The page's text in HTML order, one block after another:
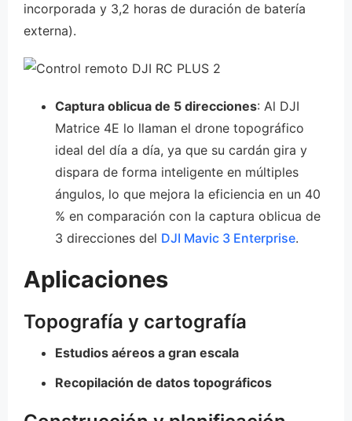
incorporada y 3,2 horas de duración de batería
externa).
Captura oblicua de 5 direcciones: Al DJI
Matrice 4E lo llaman el drone topográfico
ideal del día a día, ya que su cardán gira y
dispara de forma inteligente en múltiples
ángulos, lo que mejora la eficiencia en un 40
% en comparación con la captura oblicua de
3 direcciones del DJI Mavic 3 Enterprise.
Aplicaciones
Topografía y cartografía
Estudios aéreos a gran escala
Recopilación de datos topográficos